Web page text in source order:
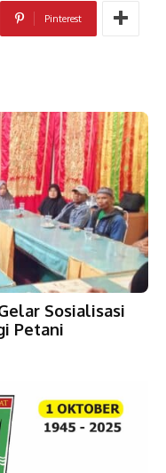
Pinterest
Sosialisasi
Petani